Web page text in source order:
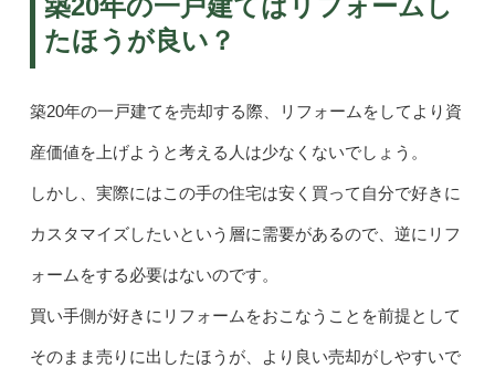
たほうが良い？
築20年の一戸建てを売却する際、リフォームをしてより資
産価値を上げようと考える人は少なくないでしょう。
しかし、実際にはこの手の住宅は安く買って自分で好きに
カスタマイズしたいという層に需要があるので、逆にリフ
ォームをする必要はないのです。
買い手側が好きにリフォームをおこなうことを前提として
そのまま売りに出したほうが、より良い売却がしやすいで